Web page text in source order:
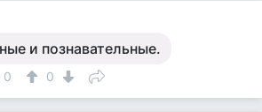
и познавательные.
0 0